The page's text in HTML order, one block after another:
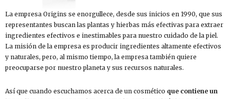
La empresa Origins se enorgullece, desde sus inicios en 1990, que sus
representantes buscan las plantas y hierbas más efectivas para extraer
ingredientes efectivos e inestimables para nuestro cuidado de la piel.
La misión de la empresa es producir ingredientes altamente efectivos
y naturales, pero, al mismo tiempo, la empresa también quiere
preocuparse por nuestro planeta y sus recursos naturales.
Así que cuando escuchamos acerca de un cosmético que contiene un